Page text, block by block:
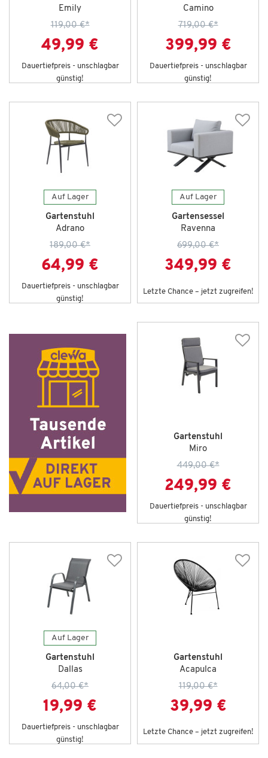
Emily
119,00 €*
49,99 €
Dauertiefpreis - unschlagbar
günstig!
Camino
719,00 €*
399,99 €
Dauertiefpreis - unschlagbar
günstig!
Auf Lager
Gartenstuhl
Adrano
189,00 €*
64,99 €
Dauertiefpreis - unschlagbar
günstig!
Auf Lager
Gartensessel
Ravenna
699,00 €*
349,99 €
Letzte Chance – jetzt zugreifen!
Gartenstuhl
Miro
449,00 €*
249,99 €
Dauertiefpreis - unschlagbar
günstig!
Auf Lager
Gartenstuhl
Dallas
64,00 €*
19,99 €
Dauertiefpreis - unschlagbar
günstig!
Gartenstuhl
Acapulca
119,00 €*
39,99 €
Letzte Chance – jetzt zugreifen!